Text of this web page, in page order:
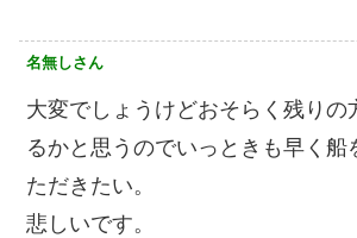
名無しさん
大変でしょうけどおそらく残りの
るかと思うのでいっときも早く船
ただきたい。
悲しいです。